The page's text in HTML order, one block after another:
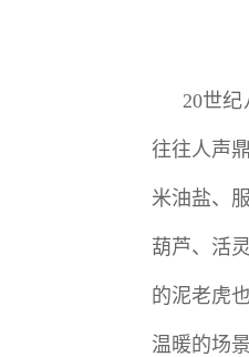
20世
往往人声
米油盐、
葫芦、活
的泥老虎
温暖的场